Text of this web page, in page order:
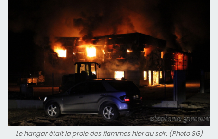
Le hangar était la proie des flammes hier au soir. (Photo SG)